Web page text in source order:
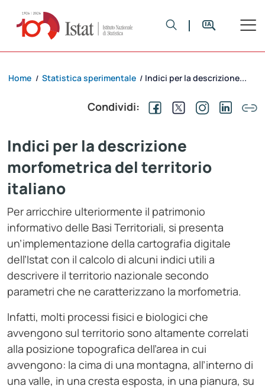
Home / Statistica sperimentale / Indici per la descrizione...
Condividi:
Indici per la descrizione
morfometrica del territorio
italiano
Per arricchire ulteriormente il patrimonio
informativo delle Basi Territoriali, si presenta
un’implementazione della cartografia digitale
dell’Istat con il calcolo di alcuni indici utili a
descrivere il territorio nazionale secondo
parametri che ne caratterizzano la morfometria.
Infatti, molti processi fisici e biologici che
avvengono sul territorio sono altamente correlati
alla posizione topografica dell’area in cui
avvengono: la cima di una montagna, all’interno di
una valle, in una cresta esposta, in una pianura, su